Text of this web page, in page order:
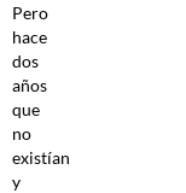
Pero
hace
dos
años
que
no
existían
y